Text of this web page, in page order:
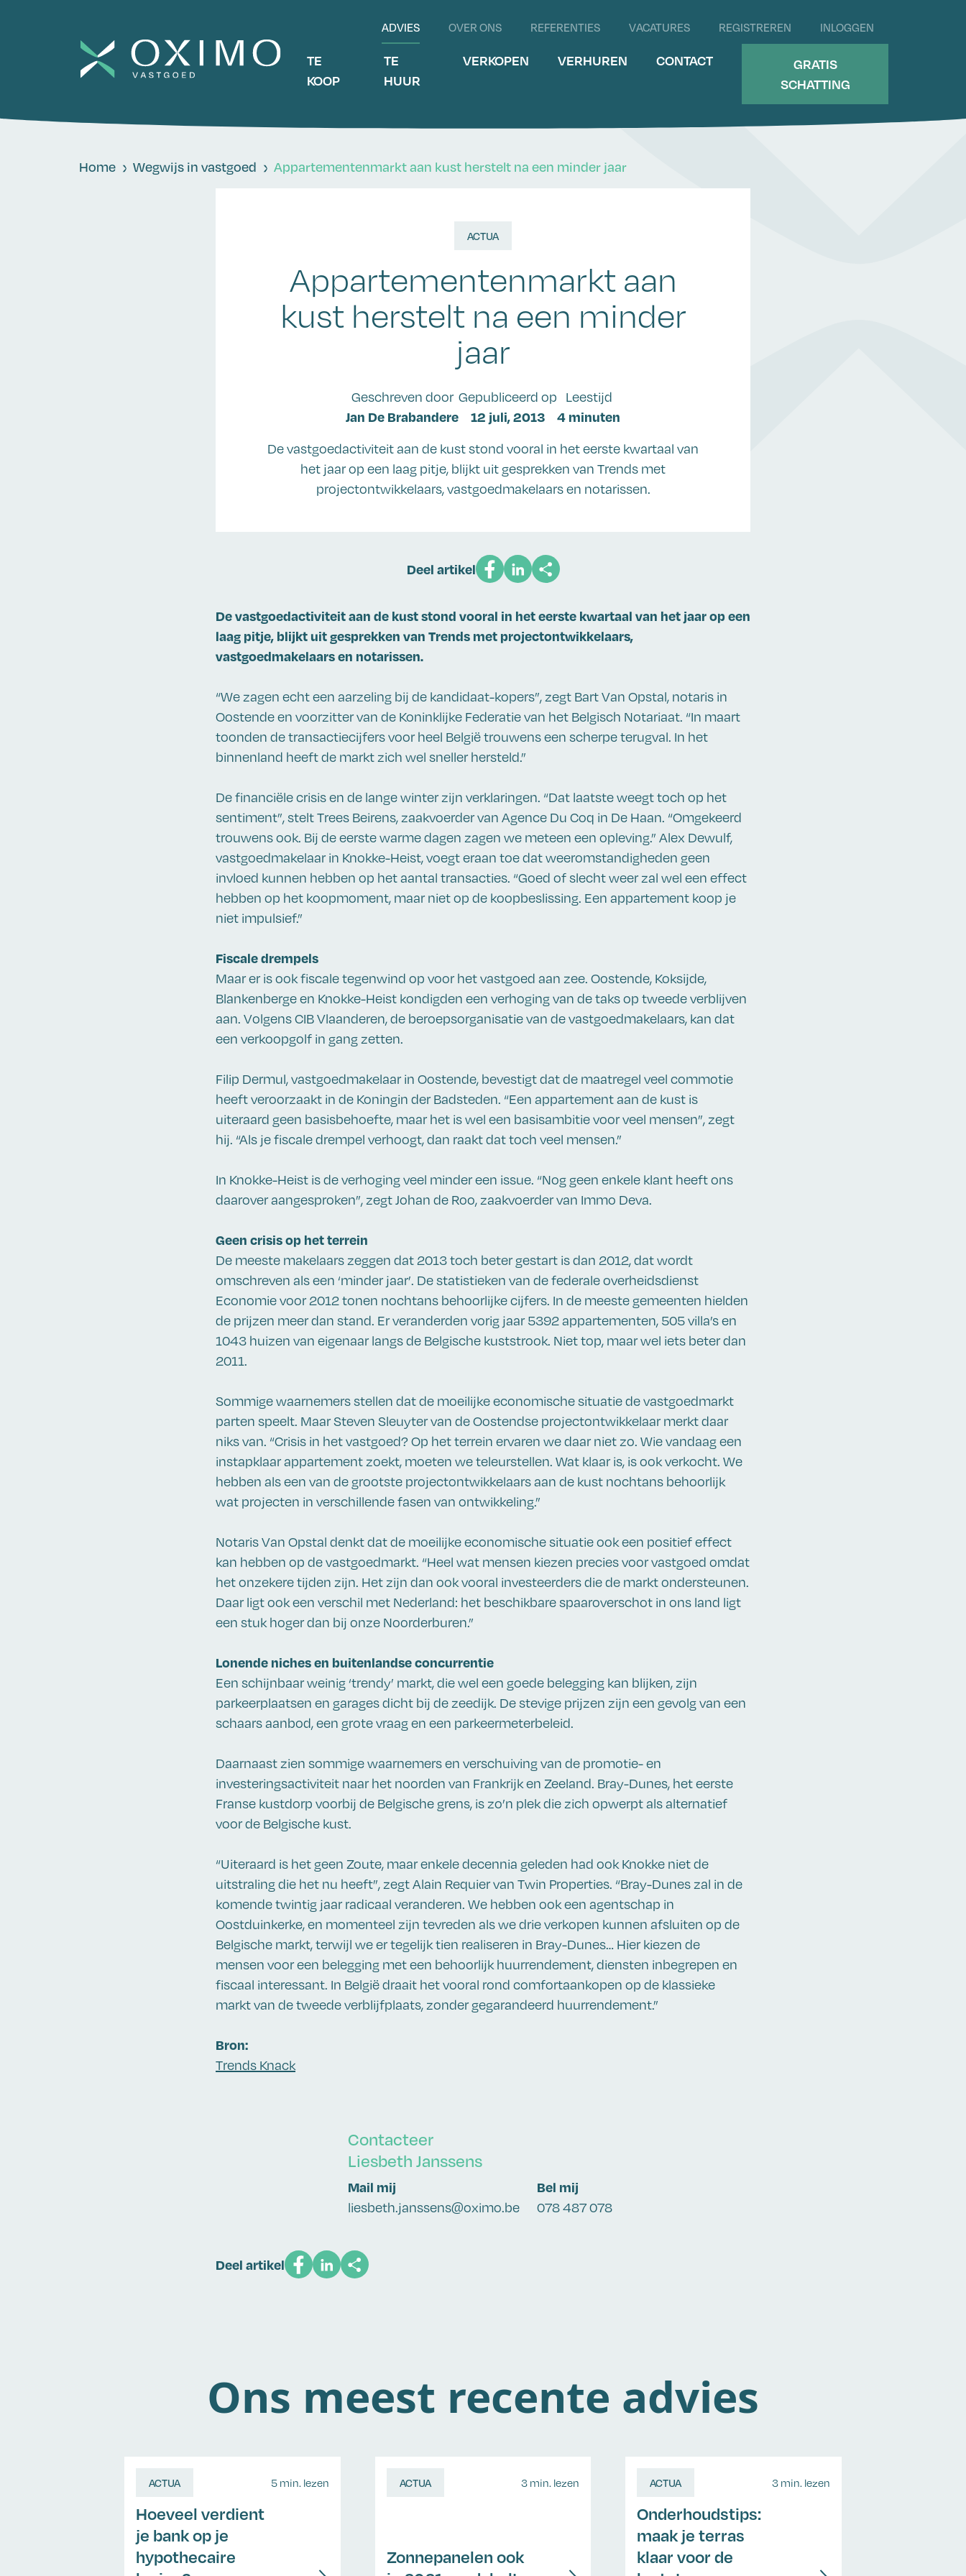
ADVIES OVER ONS REFERENTIES VACATURES REGISTREREN INLOGGEN
TE
KOOP
TE
HUUR
VERKOPEN VERHUREN CONTACT
GRATIS
SCHATTING
Home Wegwijs in vastgoed Appartementenmarkt aan kust herstelt na een minder jaar
ACTUA
Appartementenmarkt aan
kust herstelt na een minder
jaar
Geschreven door
Jan De Brabandere
Gepubliceerd op
12 juli, 2013
Leestijd
4 minuten
De vastgoedactiviteit aan de kust stond vooral in het eerste kwartaal van
het jaar op een laag pitje, blijkt uit gesprekken van Trends met
projectontwikkelaars, vastgoedmakelaars en notarissen.
Deel artikel
De vastgoedactiviteit aan de kust stond vooral in het eerste kwartaal van het jaar op een
laag pitje, blijkt uit gesprekken van Trends met projectontwikkelaars,
vastgoedmakelaars en notarissen.
“We zagen echt een aarzeling bij de kandidaat-kopers”, zegt Bart Van Opstal, notaris in
Oostende en voorzitter van de Koninklijke Federatie van het Belgisch Notariaat. “In maart
toonden de transactiecijfers voor heel België trouwens een scherpe terugval. In het
binnenland heeft de markt zich wel sneller hersteld.”
De financiële crisis en de lange winter zijn verklaringen. “Dat laatste weegt toch op het
sentiment”, stelt Trees Beirens, zaakvoerder van Agence Du Coq in De Haan. “Omgekeerd
trouwens ook. Bij de eerste warme dagen zagen we meteen een opleving.” Alex Dewulf,
vastgoedmakelaar in Knokke-Heist, voegt eraan toe dat weeromstandigheden geen
invloed kunnen hebben op het aantal transacties. “Goed of slecht weer zal wel een effect
hebben op het koopmoment, maar niet op de koopbeslissing. Een appartement koop je
niet impulsief.”
Fiscale drempels
Maar er is ook fiscale tegenwind op voor het vastgoed aan zee. Oostende, Koksijde,
Blankenberge en Knokke-Heist kondigden een verhoging van de taks op tweede verblijven
aan. Volgens CIB Vlaanderen, de beroepsorganisatie van de vastgoedmakelaars, kan dat
een verkoopgolf in gang zetten.
Filip Dermul, vastgoedmakelaar in Oostende, bevestigt dat de maatregel veel commotie
heeft veroorzaakt in de Koningin der Badsteden. “Een appartement aan de kust is
uiteraard geen basisbehoefte, maar het is wel een basisambitie voor veel mensen”, zegt
hij. “Als je fiscale drempel verhoogt, dan raakt dat toch veel mensen.”
In Knokke-Heist is de verhoging veel minder een issue. “Nog geen enkele klant heeft ons
daarover aangesproken”, zegt Johan de Roo, zaakvoerder van Immo Deva.
Geen crisis op het terrein
De meeste makelaars zeggen dat 2013 toch beter gestart is dan 2012, dat wordt
omschreven als een ‘minder jaar’. De statistieken van de federale overheidsdienst
Economie voor 2012 tonen nochtans behoorlijke cijfers. In de meeste gemeenten hielden
de prijzen meer dan stand. Er veranderden vorig jaar 5392 appartementen, 505 villa’s en
1043 huizen van eigenaar langs de Belgische kuststrook. Niet top, maar wel iets beter dan
2011.
Sommige waarnemers stellen dat de moeilijke economische situatie de vastgoedmarkt
parten speelt. Maar Steven Sleuyter van de Oostendse projectontwikkelaar merkt daar
niks van. “Crisis in het vastgoed? Op het terrein ervaren we daar niet zo. Wie vandaag een
instapklaar appartement zoekt, moeten we teleurstellen. Wat klaar is, is ook verkocht. We
hebben als een van de grootste projectontwikkelaars aan de kust nochtans behoorlijk
wat projecten in verschillende fasen van ontwikkeling.”
Notaris Van Opstal denkt dat de moeilijke economische situatie ook een positief effect
kan hebben op de vastgoedmarkt. “Heel wat mensen kiezen precies voor vastgoed omdat
het onzekere tijden zijn. Het zijn dan ook vooral investeerders die de markt ondersteunen.
Daar ligt ook een verschil met Nederland: het beschikbare spaaroverschot in ons land ligt
een stuk hoger dan bij onze Noorderburen.”
Lonende niches en buitenlandse concurrentie
Een schijnbaar weinig ‘trendy’ markt, die wel een goede belegging kan blijken, zijn
parkeerplaatsen en garages dicht bij de zeedijk. De stevige prijzen zijn een gevolg van een
schaars aanbod, een grote vraag en een parkeermeterbeleid.
Daarnaast zien sommige waarnemers en verschuiving van de promotie- en
investeringsactiviteit naar het noorden van Frankrijk en Zeeland. Bray-Dunes, het eerste
Franse kustdorp voorbij de Belgische grens, is zo’n plek die zich opwerpt als alternatief
voor de Belgische kust.
“Uiteraard is het geen Zoute, maar enkele decennia geleden had ook Knokke niet de
uitstraling die het nu heeft”, zegt Alain Requier van Twin Properties. “Bray-Dunes zal in de
komende twintig jaar radicaal veranderen. We hebben ook een agentschap in
Oostduinkerke, en momenteel zijn tevreden als we drie verkopen kunnen afsluiten op de
Belgische markt, terwijl we er tegelijk tien realiseren in Bray-Dunes… Hier kiezen de
mensen voor een belegging met een behoorlijk huurrendement, diensten inbegrepen en
fiscaal interessant. In België draait het vooral rond comfortaankopen op de klassieke
markt van de tweede verblijfplaats, zonder gegarandeerd huurrendement.”
Bron:
Trends Knack
Contacteer
Liesbeth Janssens
Mail mij
liesbeth.janssens@oximo.be
Bel mij
078 487 078
Deel artikel
Ons meest recente advies
ACTUA 5 min. lezen
Hoeveel verdient
je bank op je
hypothecaire
ACTUA 3 min. lezen
Zonnepanelen ook
ACTUA 3 min. lezen
Onderhoudstips:
maak je terras
klaar voor de